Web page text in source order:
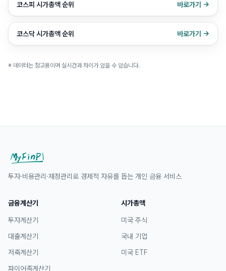
코스피 시가총액 순위 바로가기 →
코스닥 시가총액 순위 바로가기 →
※ 데이터는 참고용이며 실시간과 차이가 있을 수 있습니다.
투자·비용관리·재정관리로 경제적 자유를 돕는 개인 금융 서비스
금융계산기
투자계산기
대출계산기
저축계산기
파이어족계산기
시가총액
미국 주식
국내 기업
미국 ETF